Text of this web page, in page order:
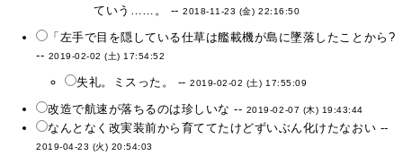
ていう……。 --2018-11-23 (金) 22:16:50
「左手で目を隠している仕草は艦載機が島に墜落したことから?
-- 2019-02-02 (土) 17:54:52
失礼。ミスった。 --2019-02-02 (土) 17:55:09
改造で航速が落ちるのは珍しいな -- 2019-02-07 (木) 19:43:44
なんとなく改実装前から育ててたけどずいぶん化けたなおい --
2019-04-23 (火) 20:54:03